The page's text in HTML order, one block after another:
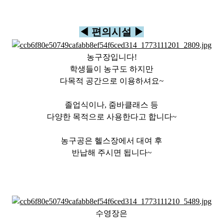
◀ 편의시설 ▶
농구장입니다!
학생들이 농구도 하지만
다목적 공간으로 이용하셔요~
졸업식이나, 줌바클래스 등
다양한 목적으로 사용한다고 합니다~
농구공은 헬스장에서 대여 후
반납해 주시면 됩니다~
수영장은